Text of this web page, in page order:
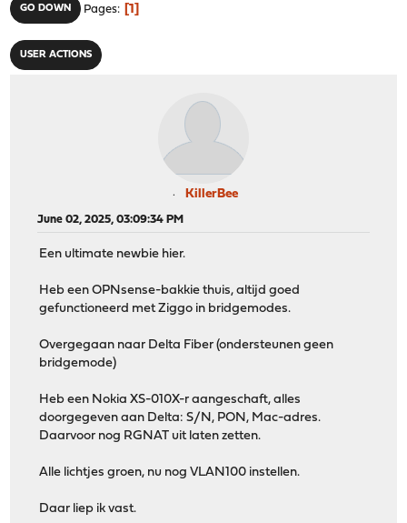
GO DOWN Pages 1
USER ACTIONS
KillerBee
June 02, 2025, 03:09:34 PM
Een ultimate newbie hier.
Heb een OPNsense-bakkie thuis, altijd goed
gefunctioneerd met Ziggo in bridgemodes.
Overgegaan naar Delta Fiber (ondersteunen geen
bridgemode)
Heb een Nokia XS-010X-r aangeschaft, alles
doorgegeven aan Delta: S/N, PON, Mac-adres.
Daarvoor nog RGNAT uit laten zetten.
Alle lichtjes groen, nu nog VLAN100 instellen.
Daar liep ik vast.